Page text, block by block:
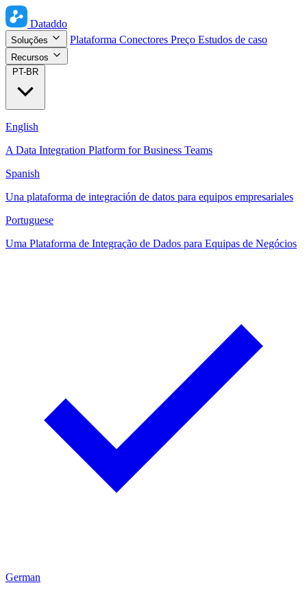
Dataddo
Soluções Plataforma Conectores Preço Estudos de caso
Recursos
PT-BR
English
A Data Integration Platform for Business Teams
Spanish
Una plataforma de integración de datos para equipos empresariales
Portuguese
Uma Plataforma de Integração de Dados para Equipas de Negócios
German